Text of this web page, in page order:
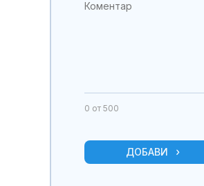
0 от 500
ДОБАВИ